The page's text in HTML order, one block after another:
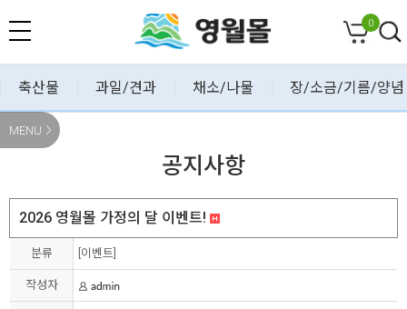
0
축산물 과일/견과 채소/나물 장/소금/기름/양념
MENU
공지사항
2026 영월몰 가정의 달 이벤트!
분류 [이벤트]
작성자